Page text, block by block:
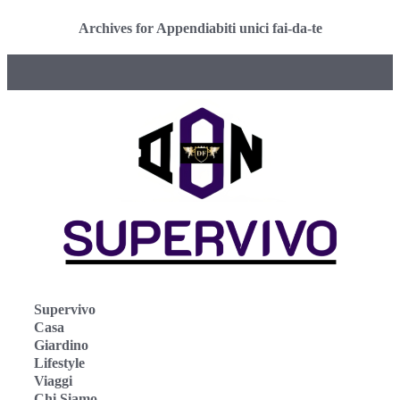
Archives for Appendiabiti unici fai-da-te
Supervivo
Casa
Giardino
Lifestyle
Viaggi